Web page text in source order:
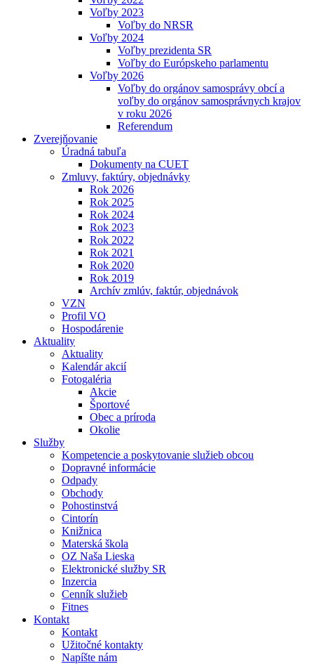
Voľby 2023
Voľby do NRSR
Voľby 2024
Voľby prezidenta SR
Voľby do Európskeho parlamentu
Voľby 2026
Voľby do orgánov samosprávy obcí a
voľby do orgánov samosprávnych krajov
v roku 2026
Referendum
Zverejňovanie
Úradná tabuľa
Dokumenty na CUET
Zmluvy, faktúry, objednávky
Rok 2026
Rok 2025
Rok 2024
Rok 2023
Rok 2022
Rok 2021
Rok 2020
Rok 2019
Archív zmlúv, faktúr, objednávok
VZN
Profil VO
Hospodárenie
Aktuality
Aktuality
Kalendár akcií
Fotogaléria
Akcie
Športové
Obec a príroda
Okolie
Služby
Kompetencie a poskytovanie služieb obcou
Dopravné informácie
Odpady
Obchody
Pohostinstvá
Cintorín
Knižnica
Materská škola
OZ Naša Lieska
Elektronické služby SR
Inzercia
Cenník služieb
Fitnes
Kontakt
Kontakt
Užitočné kontakty
Napíšte nám